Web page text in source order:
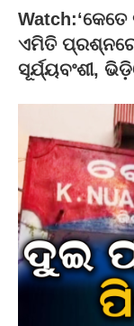
ଏମିତି
ସୂର୍ଯ୍ୟବଂଶୀ,